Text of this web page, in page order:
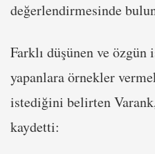
değerlendirmesinde
Farklı düşünen ve özgün
yapanlara örnekler
istediğini belirten
kaydetti: